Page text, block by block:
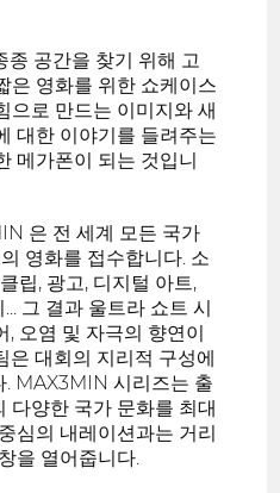
공간을 찾기 위해 고
은 영화를 위한 쇼케이스
으로 만드는 이미지와 새
대한 이야기를 들려주는
메가폰이 되는 것입니
은 전 세계 모든 국가
영화를 접수합니다. 소
립, 광고, 디지털 아트,
그 결과 울트라 쇼트 시
오염 및 자극의 향연이
은 대회의 지리적 구성에
. MAX3MIN 시리즈는 출
다양한 국가 문화를 최대
심의 내레이션과는 거리
을 열어줍니다.